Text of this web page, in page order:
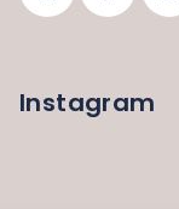
Instagram